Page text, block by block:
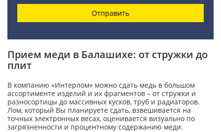
Отправить
Прием меди в Балашихе: от стружки до
плит
В компанию «Интерлом» можно сдать медь в большом
ассортименте изделий и их фрагментов – от стружки и
разносортицы до массивных кусков, труб и радиаторов.
Лом, который Вы планируете сдать, взвешивается на
точных электронных весах, оценивается визуально по
загрязненности и процентному содержанию меди.